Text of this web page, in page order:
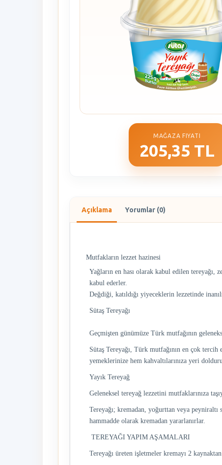
MAĞAZA FIYATI
205,35 TL
Açıklama Yorumlar (0)
Mutfakların lezzet hazinesi
Yağların en hası olarak kabul edilen tereyağı,
kabul ederler.
Değdiği, katıldığı yiyeceklerin lezzetinde
Sütaş Tereyağı
Geçmişten günümüze Türk mutfağının
Sütaş Tereyağı, Türk mutfağının en çok
yemeklerinize hem kahvaltılarınıza yeri
Yayık Tereyağ
Geleneksel tereyağ lezzetini mutfaklarınıza
Tereyağı; kremadan, yoğurttan veya
hammadde olarak kremadan yararlanırlar.
TEREYAĞI YAPIM AŞAMALARI
Tereyağı üreten işletmeler kremayı 2